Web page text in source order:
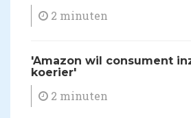
2 minuten
'Amazon wil consument
koerier'
2 minuten